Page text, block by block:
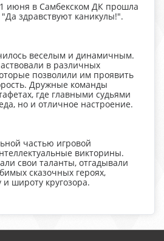
июня в Самбекском ДК прошла
здравствуют каникулы!".
веселым и динамичным.
в различных
позволили им проявить
Дружные команды
где главными судьями
но и отличное настроение.
частью игровой
викторины.
свои таланты, отгадывали
сказочных героях,
и широту кругозора.